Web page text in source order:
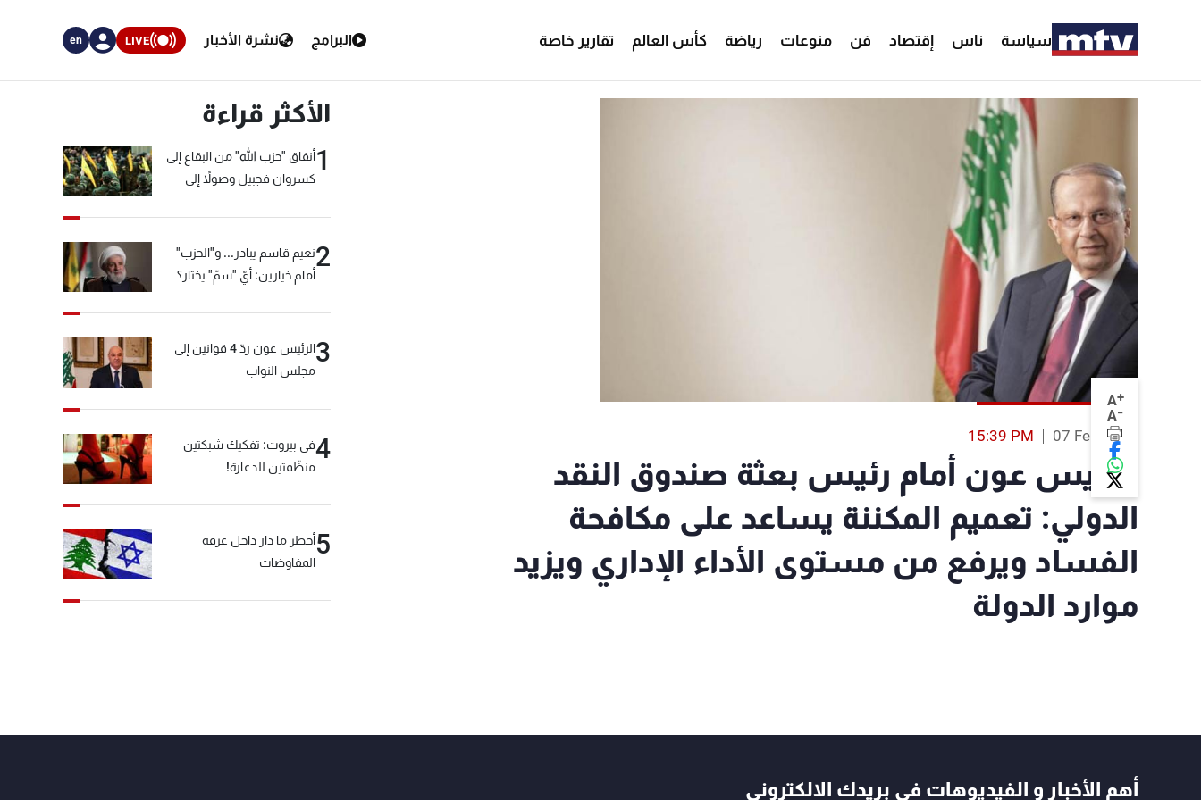
سياسة ناس إقتصاد فن منوعات رياضة كأس العالم تقارير خاصة البرامج نشرة الأخبار LIVE
en
A+
A-
07 Feb 2018
15:39 PM
الرئيس عون أمام رئيس بعثة صندوق النقد
الدولي: تعميم المكننة يساعد على مكافحة
الفساد ويرفع من مستوى الأداء الإداري ويزيد
موارد الدولة
الأكثر قراءة
1أنفاق "حزب الله" من البقاع إلى
كسروان فجبيل وصولاً إلى
2نعيم قاسم يبادر... و"الحزب"
أمام خيارين: أيّ "سمّ" يختار؟
3
الرئيس عون ردّ 4 قوانين إلى
مجلس النواب
4في بيروت: تفكيك شبكتين
منظّمتين للدعارة!
5أخطر ما دار داخل غرفة
المفاوضات
أهم الأخبار و الفيديوهات في بريدك الالكتروني